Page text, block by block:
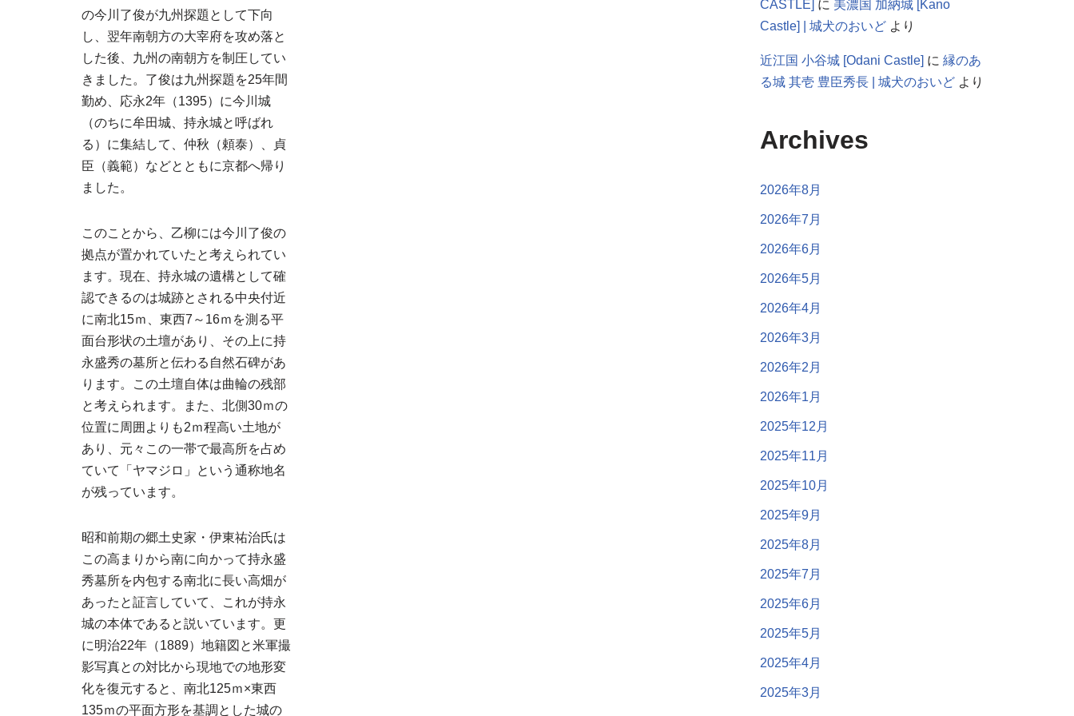
の今川了俊が九州探題として下向
し、翌年南朝方の大宰府を攻め落と
した後、九州の南朝方を制圧してい
きました。了俊は九州探題を25年間
勤め、応永2年（1395）に今川城
（のちに牟田城、持永城と呼ばれ
る）に集結して、仲秋（頼泰）、貞
臣（義範）などとともに京都へ帰り
ました。
このことから、乙柳には今川了俊の
拠点が置かれていたと考えられてい
ます。現在、持永城の遺構として確
認できるのは城跡とされる中央付近
に南北15ｍ、東西7～16ｍを測る平
面台形状の土壇があり、その上に持
永盛秀の墓所と伝わる自然石碑があ
ります。この土壇自体は曲輪の残部
と考えられます。また、北側30ｍの
位置に周囲よりも2ｍ程高い土地が
あり、元々この一帯で最高所を占め
ていて「ヤマジロ」という通称地名
が残っています。
昭和前期の郷土史家・伊東祐治氏は
この高まりから南に向かって持永盛
秀墓所を内包する南北に長い高畑が
あったと証言していて、これが持永
城の本体であると説いています。更
に明治22年（1889）地籍図と米軍撮
影写真との対比から現地での地形変
化を復元すると、南北125ｍ×東西
135ｍの平面方形を基調とした城の
CASTLE] に 美濃国 加納城 [Kano
Castle] | 城犬のおいど より
近江国 小谷城 [Odani Castle] に 縁のあ
る城 其壱 豊臣秀長 | 城犬のおいど より
Archives
2026年8月
2026年7月
2026年6月
2026年5月
2026年4月
2026年3月
2026年2月
2026年1月
2025年12月
2025年11月
2025年10月
2025年9月
2025年8月
2025年7月
2025年6月
2025年5月
2025年4月
2025年3月